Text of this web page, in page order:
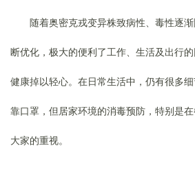
随着奥密克戎变异株致病性、毒性逐
断优化，极大的便利了工作、生活及出行
健康掉以轻心。在日常生活中，仍有很多
靠口罩，但居家环境的消毒预防，特别是
大家的重视。